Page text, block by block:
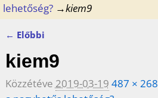
lehetőség? →kiem9
← Előbbi
kiem9
Közzétéve 2019-03-19 487 × 268